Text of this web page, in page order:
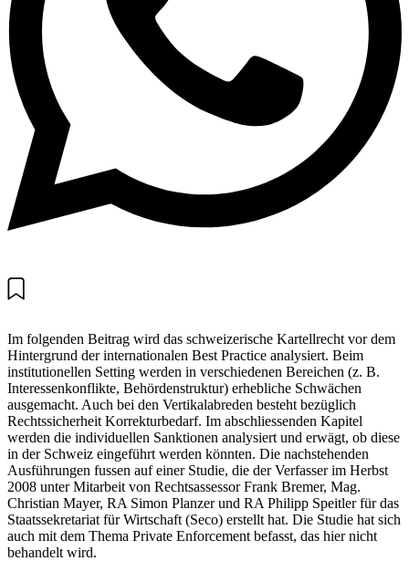
Im folgenden Beitrag wird das schweizerische Kartellrecht vor dem
Hintergrund der internationalen Best Practice analysiert. Beim
institutionellen Setting werden in verschiedenen Bereichen (z. B.
Interessenkonflikte, Behördenstruktur) erhebliche Schwächen
ausgemacht. Auch bei den Vertikalabreden besteht bezüglich
Rechtssicherheit Korrekturbedarf. Im abschliessenden Kapitel
werden die individuellen Sanktionen analysiert und erwägt, ob diese
in der Schweiz eingeführt werden könnten. Die nachstehenden
Ausführungen fussen auf einer Studie, die der Verfasser im Herbst
2008 unter Mitarbeit von Rechtsassessor Frank Bremer, Mag.
Christian Mayer, RA Simon Planzer und RA Philipp Speitler für das
Staatssekretariat für Wirtschaft (Seco) erstellt hat. Die Studie hat sich
auch mit dem Thema Private Enforcement befasst, das hier nicht
behandelt wird.